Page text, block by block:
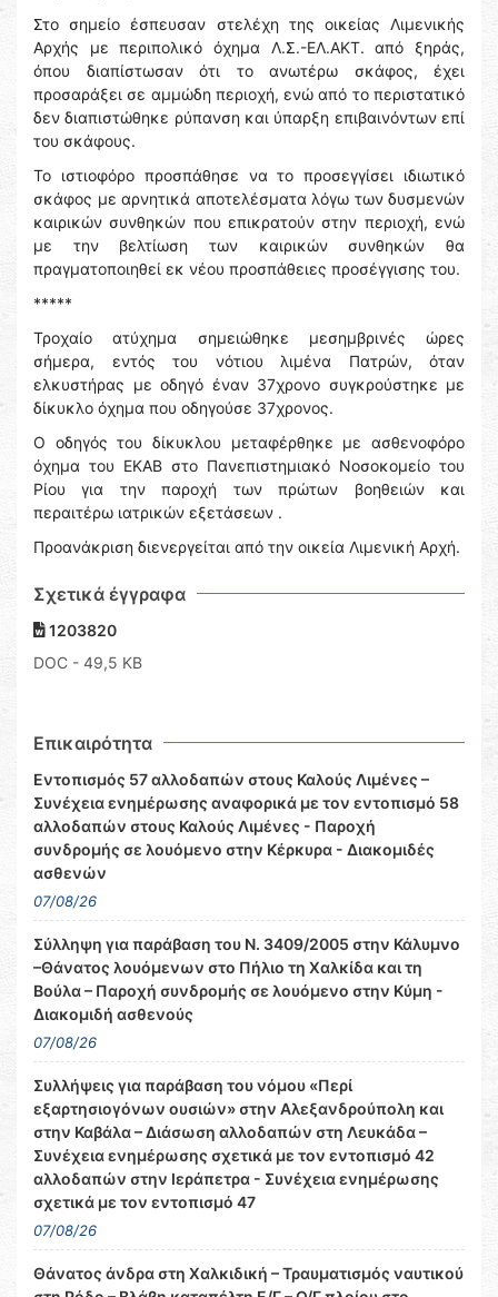
Στο σημείο έσπευσαν στελέχη της οικείας Λιμενικής
Αρχής με περιπολικό όχημα Λ.Σ.-ΕΛ.ΑΚΤ. από ξηράς,
όπου διαπίστωσαν ότι το ανωτέρω σκάφος, έχει
προσαράξει σε αμμώδη περιοχή, ενώ από το περιστατικό
δεν διαπιστώθηκε ρύπανση και ύπαρξη επιβαινόντων επί
του σκάφους.
Το ιστιοφόρο προσπάθησε να το προσεγγίσει ιδιωτικό
σκάφος με αρνητικά αποτελέσματα λόγω των δυσμενών
καιρικών συνθηκών που επικρατούν στην περιοχή, ενώ
με την βελτίωση των καιρικών συνθηκών θα
πραγματοποιηθεί εκ νέου προσπάθειες προσέγγισης του.
*****
Τροχαίο ατύχημα σημειώθηκε μεσημβρινές ώρες
σήμερα, εντός του νότιου λιμένα Πατρών, όταν
ελκυστήρας με οδηγό έναν 37χρονο συγκρούστηκε με
δίκυκλο όχημα που οδηγούσε 37χρονος.
Ο οδηγός του δίκυκλου μεταφέρθηκε με ασθενοφόρο
όχημα του ΕΚΑΒ στο Πανεπιστημιακό Νοσοκομείο του
Ρίου για την παροχή των πρώτων βοηθειών και
περαιτέρω ιατρικών εξετάσεων .
Προανάκριση διενεργείται από την οικεία Λιμενική Αρχή.
Σχετικά έγγραφα
1203820
DOC - 49,5 KB
Επικαιρότητα
Εντοπισμός 57 αλλοδαπών στους Καλούς Λιμένες –
Συνέχεια ενημέρωσης αναφορικά με τον εντοπισμό 58
αλλοδαπών στους Καλούς Λιμένες - Παροχή
συνδρομής σε λουόμενο στην Κέρκυρα - Διακομιδές
ασθενών
07/08/26
Σύλληψη για παράβαση του Ν. 3409/2005 στην Κάλυμνο
–Θάνατος λουόμενων στο Πήλιο τη Χαλκίδα και τη
Βούλα – Παροχή συνδρομής σε λουόμενο στην Κύμη -
Διακομιδή ασθενούς
07/08/26
Συλλήψεις για παράβαση του νόμου «Περί
εξαρτησιογόνων ουσιών» στην Αλεξανδρούπολη και
στην Καβάλα – Διάσωση αλλοδαπών στη Λευκάδα –
Συνέχεια ενημέρωσης σχετικά με τον εντοπισμό 42
αλλοδαπών στην Ιεράπετρα - Συνέχεια ενημέρωσης
σχετικά με τον εντοπισμό 47
07/08/26
Θάνατος άνδρα στη Χαλκιδική – Τραυματισμός ναυτικού